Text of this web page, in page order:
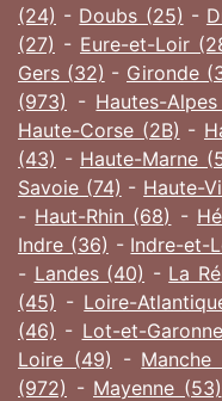
(24) - Doubs (25) -
(27) - Eure-et-Loir
Gers (32) - Gironde
(973) - Hautes-
Haute-Corse (2B) -
(43) - Haute-Marne
Savoie (74) - Haute-
- Haut-Rhin (68) -
Indre (36) - Indre-et-
- Landes (40) - La
(45) - Loire-
(46) - Lot-et-
Loire (49) - Manche
(972) - Mayenne (53)